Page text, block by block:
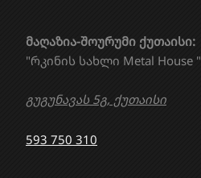
მაღაზია-შოურუმი ქუთაისი:
"რკინის სახლი Metal House "
გუგუნავას 5გ, ქუთაისი
593 750 310